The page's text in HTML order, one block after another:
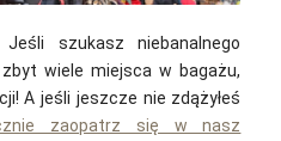
szukasz niebanalnego
wiele miejsca w bagażu,
A jeśli jeszcze nie zdążyłeś
zaopatrz się w nasz